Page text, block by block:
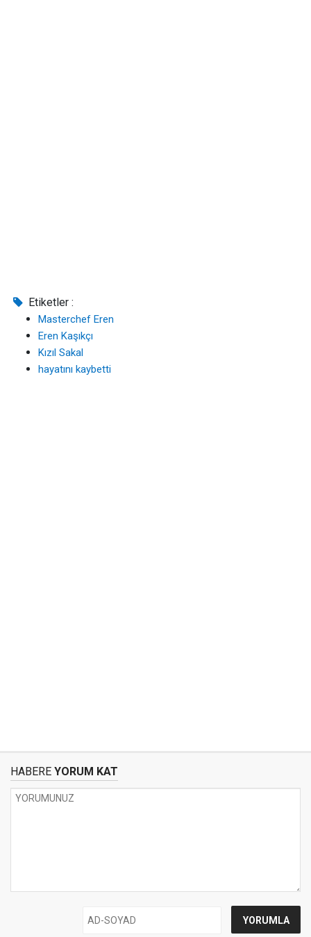
Etiketler :
Masterchef Eren
Eren Kaşıkçı
Kızıl Sakal
hayatını kaybetti
HABERE YORUM KAT